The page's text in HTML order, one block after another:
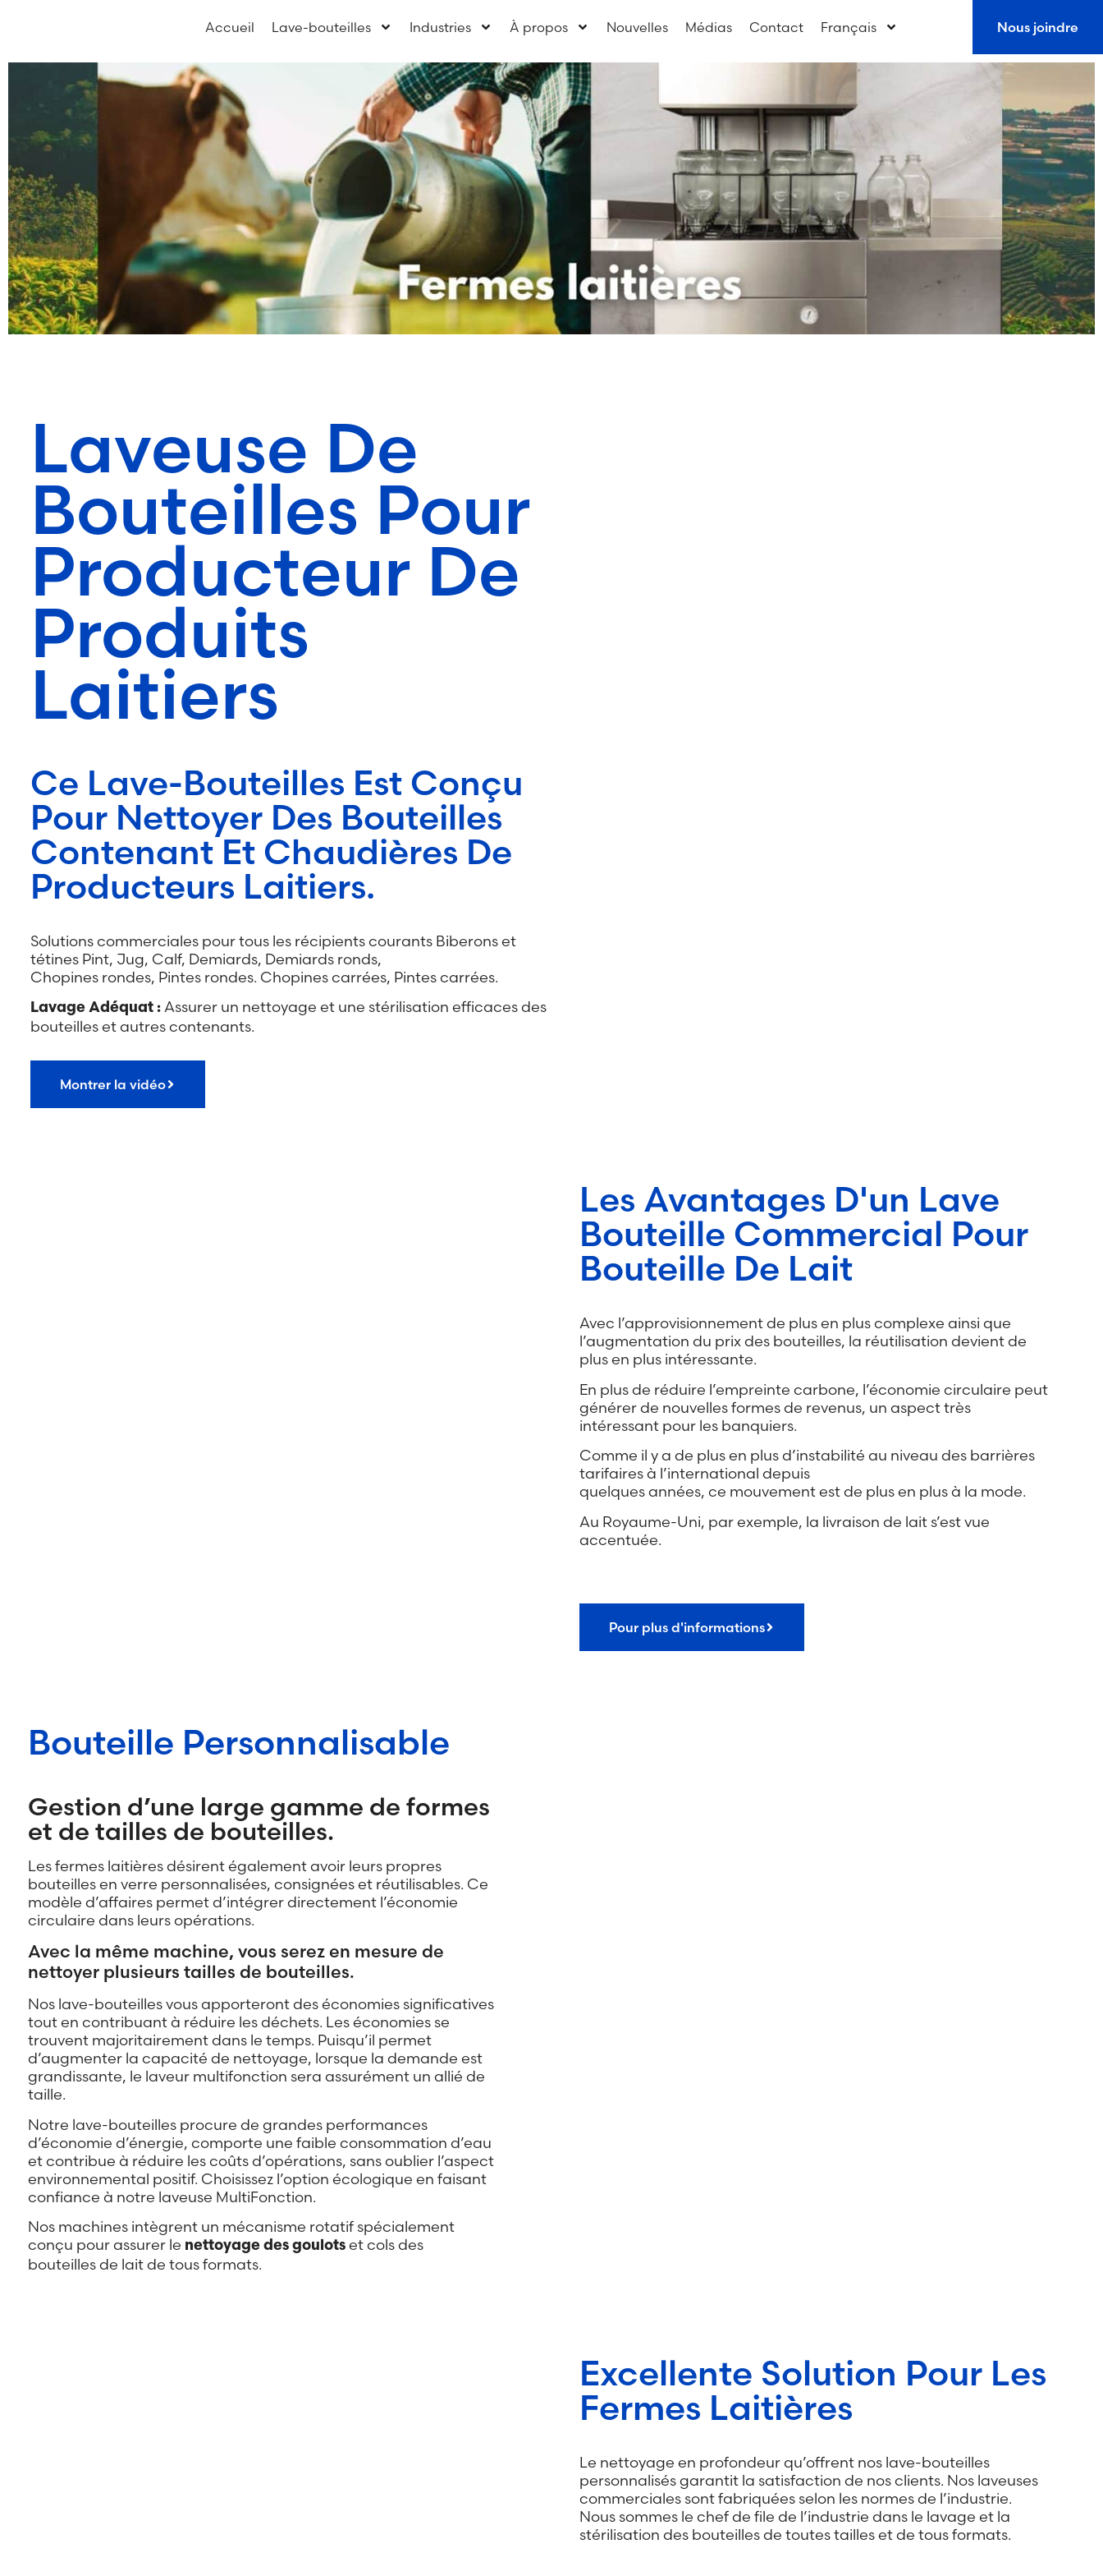
Accueil Lave-bouteilles Industries À propos Nouvelles Médias Contact Français Nous joindre
Laveuse De
Bouteilles Pour
Producteur De
Produits
Laitiers
Ce Lave-Bouteilles Est Conçu
Pour Nettoyer Des Bouteilles
Contenant Et Chaudières De
Producteurs Laitiers.
Solutions commerciales pour tous les récipients courants Biberons et
tétines Pint, Jug, Calf, Demiards, Demiards ronds,
Chopines rondes, Pintes rondes. Chopines carrées, Pintes carrées.
Lavage Adéquat :Assurer un nettoyage et une stérilisation efficaces des
bouteilles et autres contenants.
Montrer la vidéo
Les Avantages D'un Lave
Bouteille Commercial Pour
Bouteille De Lait
Avec l’approvisionnement de plus en plus complexe ainsi que
l’augmentation du prix des bouteilles, la réutilisation devient de
plus en plus intéressante.
En plus de réduire l’empreinte carbone, l’économie circulaire peut
générer de nouvelles formes de revenus, un aspect très
intéressant pour les banquiers.
Comme il y a de plus en plus d’instabilité au niveau des barrières
tarifaires à l’international depuis
quelques années, ce mouvement est de plus en plus à la mode.
Au Royaume-Uni, par exemple, la livraison de lait s’est vue
accentuée.
Pour plus d'informations
Bouteille Personnalisable
Gestion d’une large gamme de formes
et de tailles de bouteilles.
Les fermes laitières désirent également avoir leurs propres
bouteilles en verre personnalisées, consignées et réutilisables. Ce
modèle d’affaires permet d’intégrer directement l’économie
circulaire dans leurs opérations.
Avec la même machine, vous serez en mesure de
nettoyer plusieurs tailles de bouteilles.
Nos lave-bouteilles vous apporteront des économies significatives
tout en contribuant à réduire les déchets. Les économies se
trouvent majoritairement dans le temps. Puisqu’il permet
d’augmenter la capacité de nettoyage, lorsque la demande est
grandissante, le laveur multifonction sera assurément un allié de
taille.
Notre lave-bouteilles procure de grandes performances
d’économie d’énergie, comporte une faible consommation d’eau
et contribue à réduire les coûts d’opérations, sans oublier l’aspect
environnemental positif. Choisissez l’option écologique en faisant
confiance à notre laveuse MultiFonction.
Nos machines intègrent un mécanisme rotatif spécialement
conçu pour assurer le nettoyage des goulotset cols des
bouteilles de lait de tous formats.
Excellente Solution Pour Les
Fermes Laitières
Le nettoyage en profondeur qu’offrent nos lave-bouteilles
personnalisés garantit la satisfaction de nos clients. Nos laveuses
commerciales sont fabriquées selon les normes de l’industrie.
Nous sommes le chef de file de l’industrie dans le lavage et la
stérilisation des bouteilles de toutes tailles et de tous formats.